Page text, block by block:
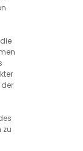
zu